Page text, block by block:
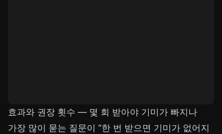
효과와 권장 횟수 — 몇 회 받아야 기미가 빠지나
가장 많이 묻는 질문이 “한 번 받으면 기미가 없어지